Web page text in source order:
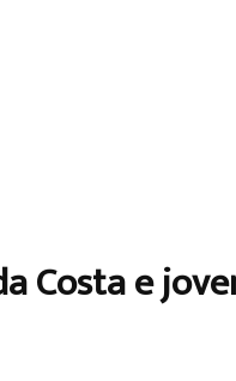
Costa e